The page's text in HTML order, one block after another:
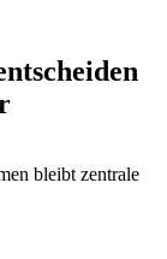
bleibt zentrale